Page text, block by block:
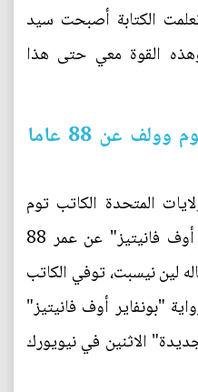
”عندما تعلمت الكتابة أصبحت سيد
القوة معي حتى هذا
وفاة الكاتب الأمريكي توم وولف عن 88 عاما
المتحدة الكاتب توم
وولف صاحب رواية "بونفاير أوف فانيتيز" عن عمر 88
لين نيسبت، توفي الكاتب
"بونفاير أوف فانيتيز"
الاثنين في نيويورك